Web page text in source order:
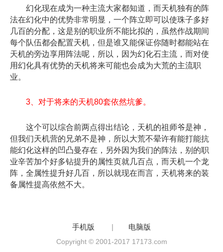
幻化现在成为一种主流大家都知道，而天机独有的阵
法在幻化中的优势非常明显，一个阵立即可以使珠子多好
几百的分配，这是别的职业所不能比拟的，虽然作战期间
每个队伍都会配置天机，但是谁又能保证你随时都能站在
天机的旁边享用阵法呢，所以，因为幻化石主流，而对使
用幻化具有优势的天机将来可能也会成为大荒的主流职
业。
3、对于将来的天机80套依然坑爹。
这个可以综合前两点得出结论，天机的祖师爷是神，
但我们天机营的兄弟不是神，所以大荒不晕许有能打能抗
能幻化这样的凹凸曼存在，另外因为我们的阵法，别的职
业辛苦加个好多钻提升的属性页就几百点，而天机一个龙
阵，全属性提升好几百，所以就现在而言，天机将来的装
备属性提高依然不大。
手机版 | 电脑版
Copyright © 2001-2017 17173.com